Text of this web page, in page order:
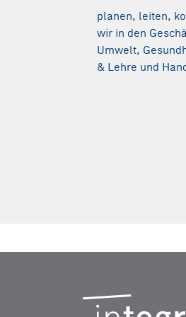
planen, leiten,
wir in den
Umwelt,
& Lehre und